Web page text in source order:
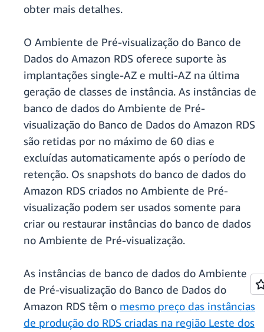
obter mais detalhes.
O Ambiente de Pré-visualização do Banco de
Dados do Amazon RDS oferece suporte às
implantações single-AZ e multi-AZ na última
geração de classes de instância. As instâncias de
banco de dados do Ambiente de Pré-
visualização do Banco de Dados do Amazon RDS
são retidas por no máximo de 60 dias e
excluídas automaticamente após o período de
retenção. Os snapshots do banco de dados do
Amazon RDS criados no Ambiente de Pré-
visualização podem ser usados somente para
criar ou restaurar instâncias do banco de dados
no Ambiente de Pré-visualização.
As instâncias de banco de dados do Ambiente
de Pré-visualização do Banco de Dados do
Amazon RDS têm o mesmo preço das instâncias
de produção do RDS criadas na região Leste dos